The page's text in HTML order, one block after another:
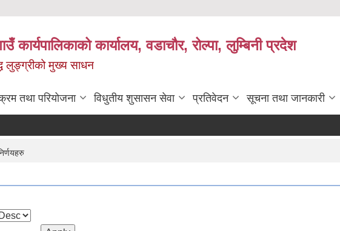
कार्यपालिकाको कार्यालय, वडाचौर, रोल्पा, लुम्बिनी प्रदेश
लुङ्ग्रीको मुख्य साधन
तथा परियोजना विधुतीय शुसासन सेवा प्रतिवेदन सूचना तथा जानकारी